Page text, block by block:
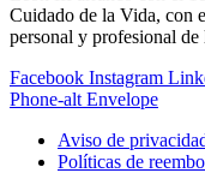
Cuidado de la Vida, con
personal y profesional
Facebook Instagram
Phone-alt Envelope
Aviso de
Políticas de